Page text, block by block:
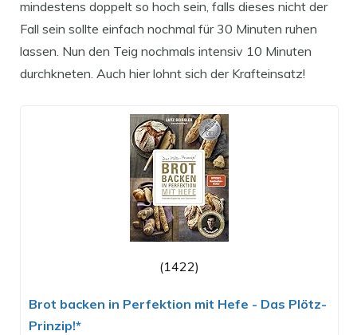
mindestens doppelt so hoch sein, falls dieses nicht der
Fall sein sollte einfach nochmal für 30 Minuten ruhen
lassen. Nun den Teig nochmals intensiv 10 Minuten
durchkneten. Auch hier lohnt sich der Krafteinsatz!
(1422)
Brot backen in Perfektion mit Hefe - Das Plötz-
Prinzip!*